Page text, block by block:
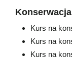
Kurs na
Kurs na
Kurs na